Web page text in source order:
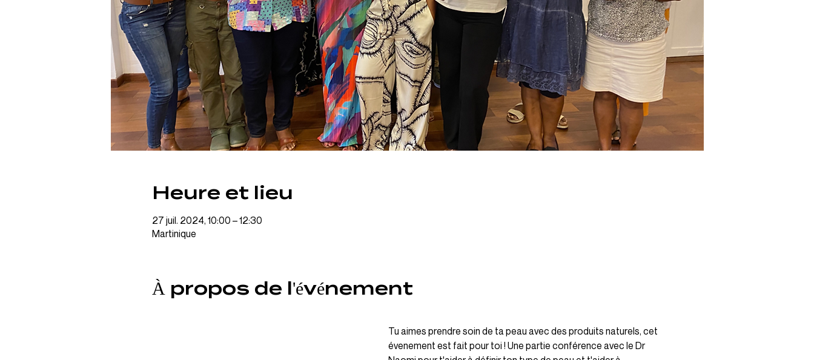
Heure et lieu
27 juil. 2024, 10:00 – 12:30
Martinique
À propos de l'événement
Tu aimes prendre soin de ta peau avec des produits naturels, cet
évenement est fait pour toi ! Une partie conférence avec le Dr